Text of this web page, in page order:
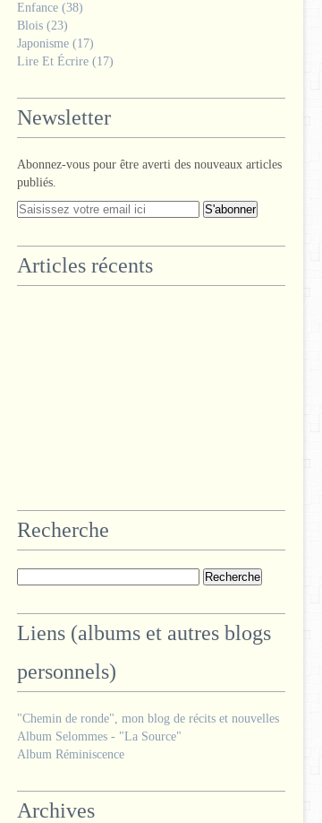
Enfance (38)
Blois (23)
Japonisme (17)
Lire Et Écrire (17)
Newsletter
Abonnez-vous pour être averti des nouveaux articles
publiés.
Articles récents
Recherche
Liens (albums et autres blogs
personnels)
"Chemin de ronde", mon blog de récits et nouvelles
Album Selommes - "La Source"
Album Réminiscence
Archives